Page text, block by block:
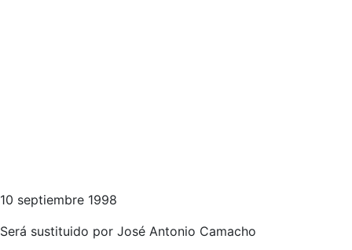
10 septiembre 1998
Será sustituido por José Antonio Camacho